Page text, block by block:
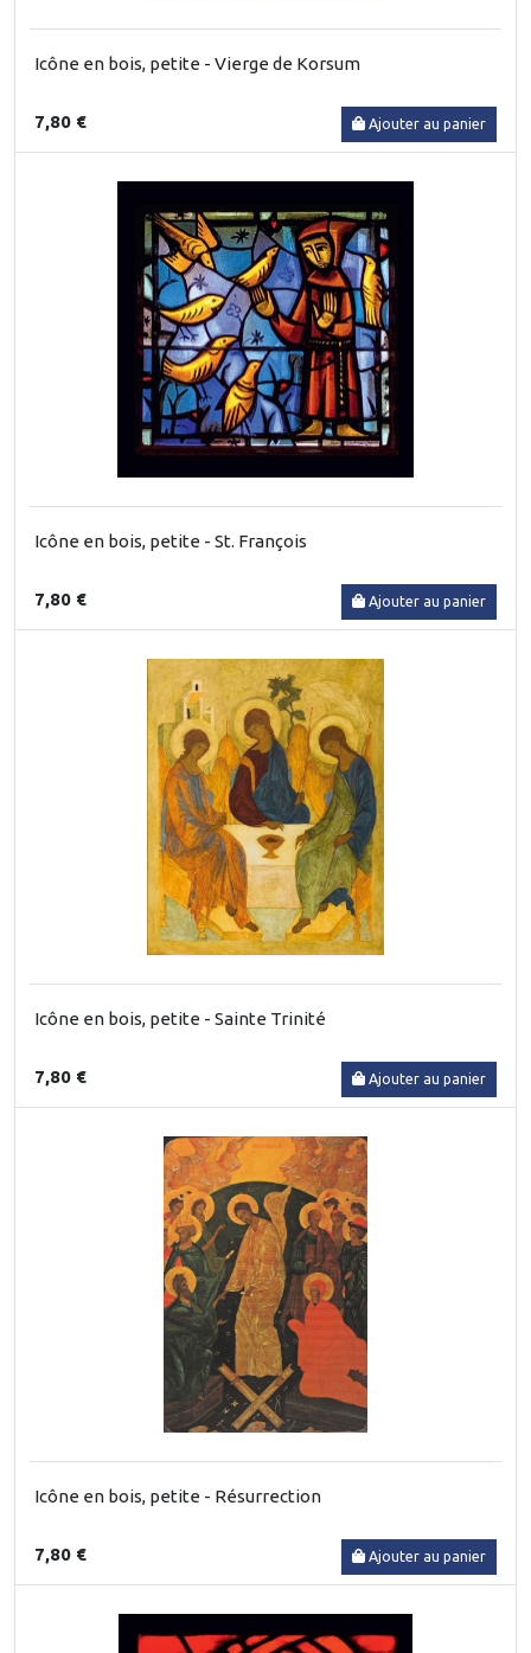
Icône en bois, petite - Vierge de Korsum
7,80 € Ajouter au panier
Icône en bois, petite - St. François
7,80 € Ajouter au panier
Icône en bois, petite - Sainte Trinité
7,80 € Ajouter au panier
Icône en bois, petite - Résurrection
7,80 € Ajouter au panier